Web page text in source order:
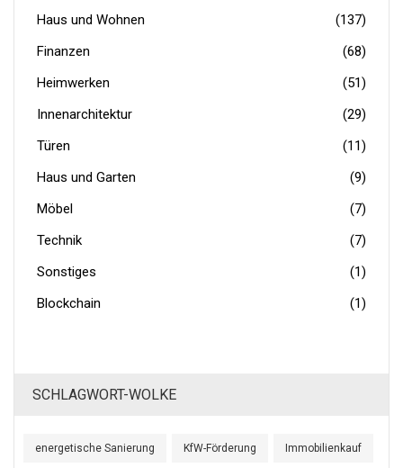
Haus und Wohnen
(137)
Finanzen
(68)
Heimwerken
(51)
Innenarchitektur
(29)
Türen
(11)
Haus und Garten
(9)
Möbel
(7)
Technik
(7)
Sonstiges
(1)
Blockchain
(1)
SCHLAGWORT-WOLKE
energetische Sanierung KfW-Förderung Immobilienkauf